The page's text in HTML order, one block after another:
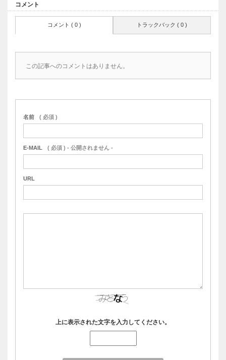
コメント
コメント ( 0 ) トラックバック ( 0 )
この記事へのコメントはありません。
名前 ( 必須 )
E-MAIL ( 必須 ) - 公開されません -
URL
上に表示された文字を入力してください。